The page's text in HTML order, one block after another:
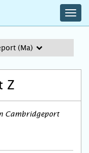
(Ma)
Z
Cambridgeport